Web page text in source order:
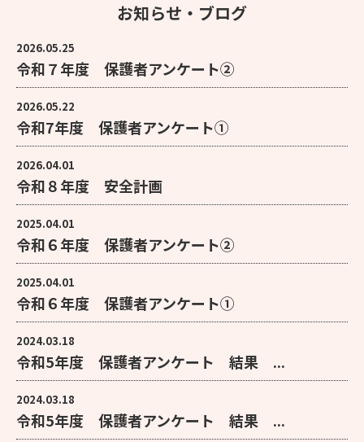
お知らせ・ブログ
2026.05.25
令和７年度 保護者アンケート②
2026.05.22
令和7年度 保護者アンケート①
2026.04.01
令和８年度 安全計画
2025.04.01
令和６年度 保護者アンケート②
2025.04.01
令和６年度 保護者アンケート①
2024.03.18
令和5年度 保護者アンケート 結果 ...
2024.03.18
令和5年度 保護者アンケート 結果 ...